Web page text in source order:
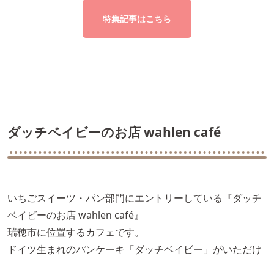
特集記事はこちら
ダッチベイビーのお店 wahlen café
いちごスイーツ・パン部門にエントリーしている『ダッチ
ベイビーのお店 wahlen café』
瑞穂市に位置するカフェです。
ドイツ生まれのパンケーキ「ダッチベイビー」がいただけ